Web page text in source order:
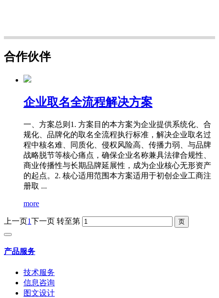
合作伙伴
企业取名全流程解决方案
一、方案总则1. 方案目的本方案为企业提供系统化、合
规化、品牌化的取名全流程执行标准，解决企业取名过
程中核名难、同质化、侵权风险高、传播力弱、与品牌
战略脱节等核心痛点，确保企业名称兼具法律合规性、
商业传播性与长期品牌延展性，成为企业核心无形资产
的起点。2. 核心适用范围本方案适用于初创企业工商注
册取 ...
more
上一页1下一页 转至第
产品服务
技术服务
信息咨询
图文设计